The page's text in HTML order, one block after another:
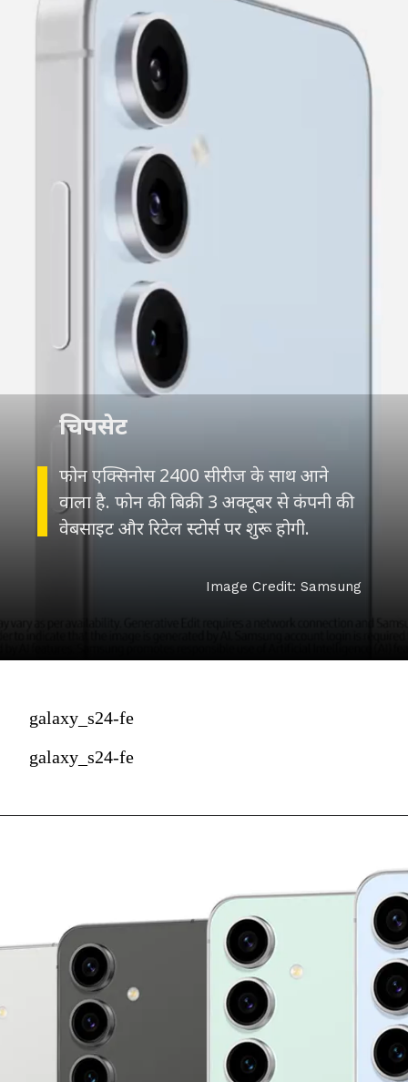
फोन एक्सिनोस 2400 सीरीज के साथ आने
वाला है. फोन की बिक्री 3 अक्टूबर से कंपनी की
वेबसाइट और रिटेल स्टोर्स पर शुरू होगी.
चिपसेट
Image Credit: Samsung
galaxy_s24-fe
galaxy_s24-fe